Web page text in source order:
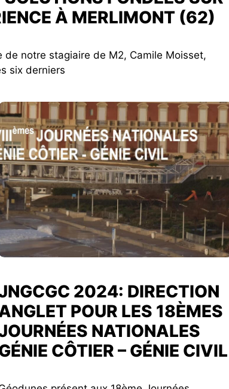
À MERLIMONT (62)
notre stagiaire de M2, Camile Moisset,
six derniers
2024: DIRECTION
POUR LES 18ÈMES
NATIONALES
CÔTIER – GÉNIE CIVIL